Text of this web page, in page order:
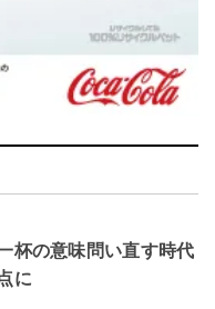
杯の意味問い直す時代
に